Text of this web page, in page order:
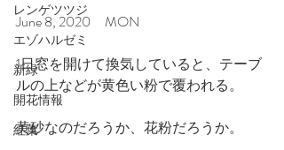
レンゲツツジ
エゾハルゼミ
新緑
開花情報
紅葉
June 8, 2020　MON
1日窓を開けて換気していると、テーブ
ルの上などが黄色い粉で覆われる。
黄砂なのだろうか、花粉だろうか。